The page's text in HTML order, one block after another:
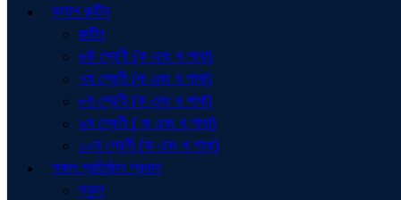
ক্লাশ রুটিন
রুটিন
৬ষ্ঠ শ্রেণী (ক এবং খ শাখা)
৭ম শ্রেণী (ক এবং খ শাখা)
৮ম শ্রেণী (ক এবং খ শাখা)
৯ম শ্রেণী ( ক এবং খ শাখা)
১০ম শ্রেণী (ক এবং খ শাখা)
সকল প্রতিষ্ঠান প্রধান
স্কুল